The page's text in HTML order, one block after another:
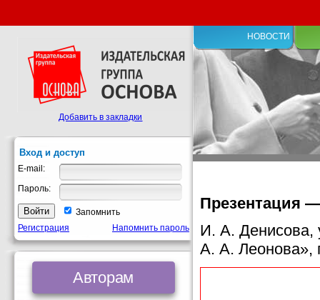
НОВОСТИ
Презентация
И. А.
А. А. Леонова»,
Добавить в закладки
Вход и доступ
E-mail:
Пароль:
Запомнить
Регистрация
Напомнить пароль
Авторам